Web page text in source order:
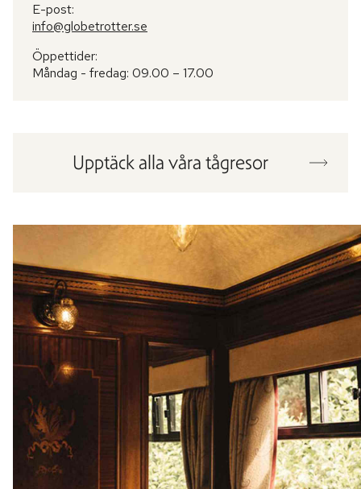
E-post:
info@globetrotter.se
Öppettider:
Måndag - fredag: 09.00 – 17.00
Upptäck alla våra tågresor